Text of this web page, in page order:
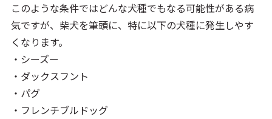
このような条件ではどんな犬種でもなる可能性がある病
気ですが、柴犬を筆頭に、特に以下の犬種に発生しやす
くなります。
・シーズー
・ダックスフント
・パグ
・フレンチブルドッグ